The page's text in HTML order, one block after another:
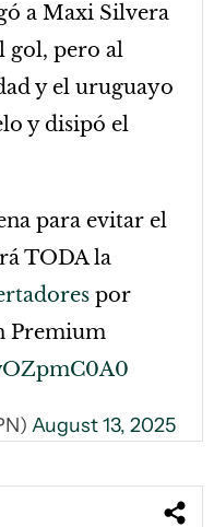
a Maxi Silvera
gol, pero al
y el uruguayo
y disipó el
para evitar el
TODA la
por
Premium
August 13, 2025